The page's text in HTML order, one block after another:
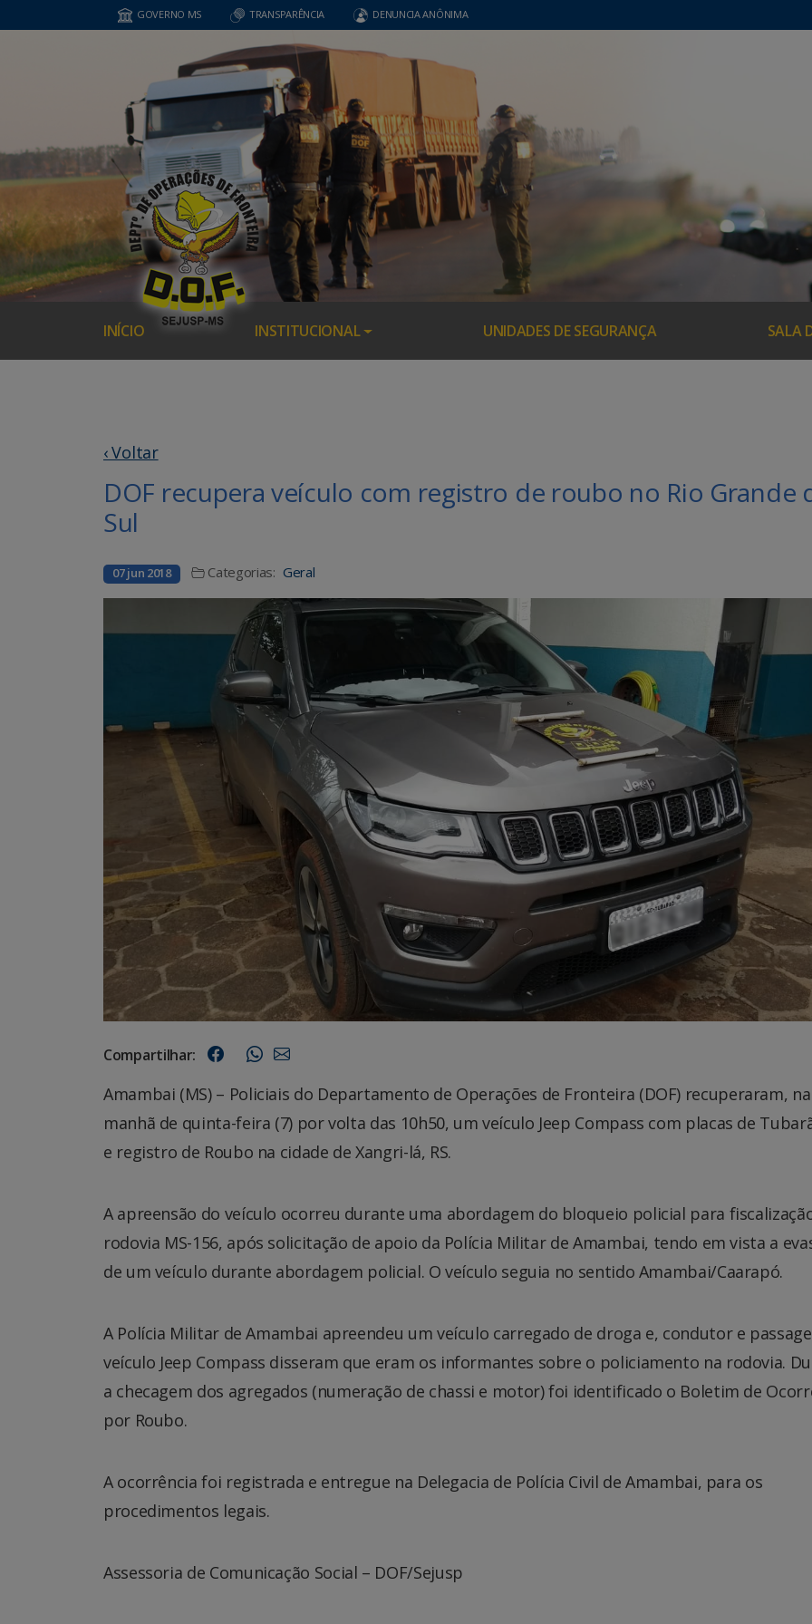
GOVERNO MS TRANSPARÊNCIA DENUNCIA ANÔNIMA
INÍCIO INSTITUCIONAL UNIDADES DE SEGURANÇA SALA
‹ Voltar
DOF recupera veículo com registro de roubo no Rio Grande
Sul
07 jun 2018 Categorias: Geral
Compartilhar:
Amambai (MS) – Policiais do Departamento de Operações de Fronteira (DOF) recuperaram, na
manhã de quinta-feira (7) por volta das 10h50, um veículo Jeep Compass com placas de
e registro de Roubo na cidade de Xangri-lá, RS.
A apreensão do veículo ocorreu durante uma abordagem do bloqueio policial para
rodovia MS-156, após solicitação de apoio da Polícia Militar de Amambai, tendo em vista a
de um veículo durante abordagem policial. O veículo seguia no sentido Amambai/Caarapó.
A Polícia Militar de Amambai apreendeu um veículo carregado de droga e, condutor e
veículo Jeep Compass disseram que eram os informantes sobre o policiamento na rodovia.
a checagem dos agregados (numeração de chassi e motor) foi identificado o Boletim de
por Roubo.
A ocorrência foi registrada e entregue na Delegacia de Polícia Civil de Amambai, para os
procedimentos legais.
Assessoria de Comunicação Social – DOF/Sejusp